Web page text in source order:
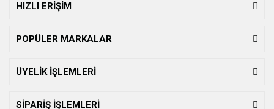
HIZLI ERİŞİM
POPÜLER MARKALAR
ÜYELİK İŞLEMLERİ
SİPARİŞ İŞLEMLERİ